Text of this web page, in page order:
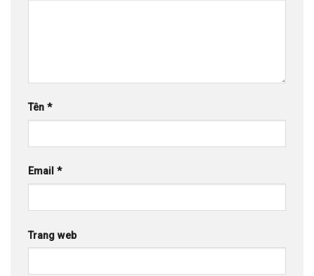
Tên *
Email *
Trang web